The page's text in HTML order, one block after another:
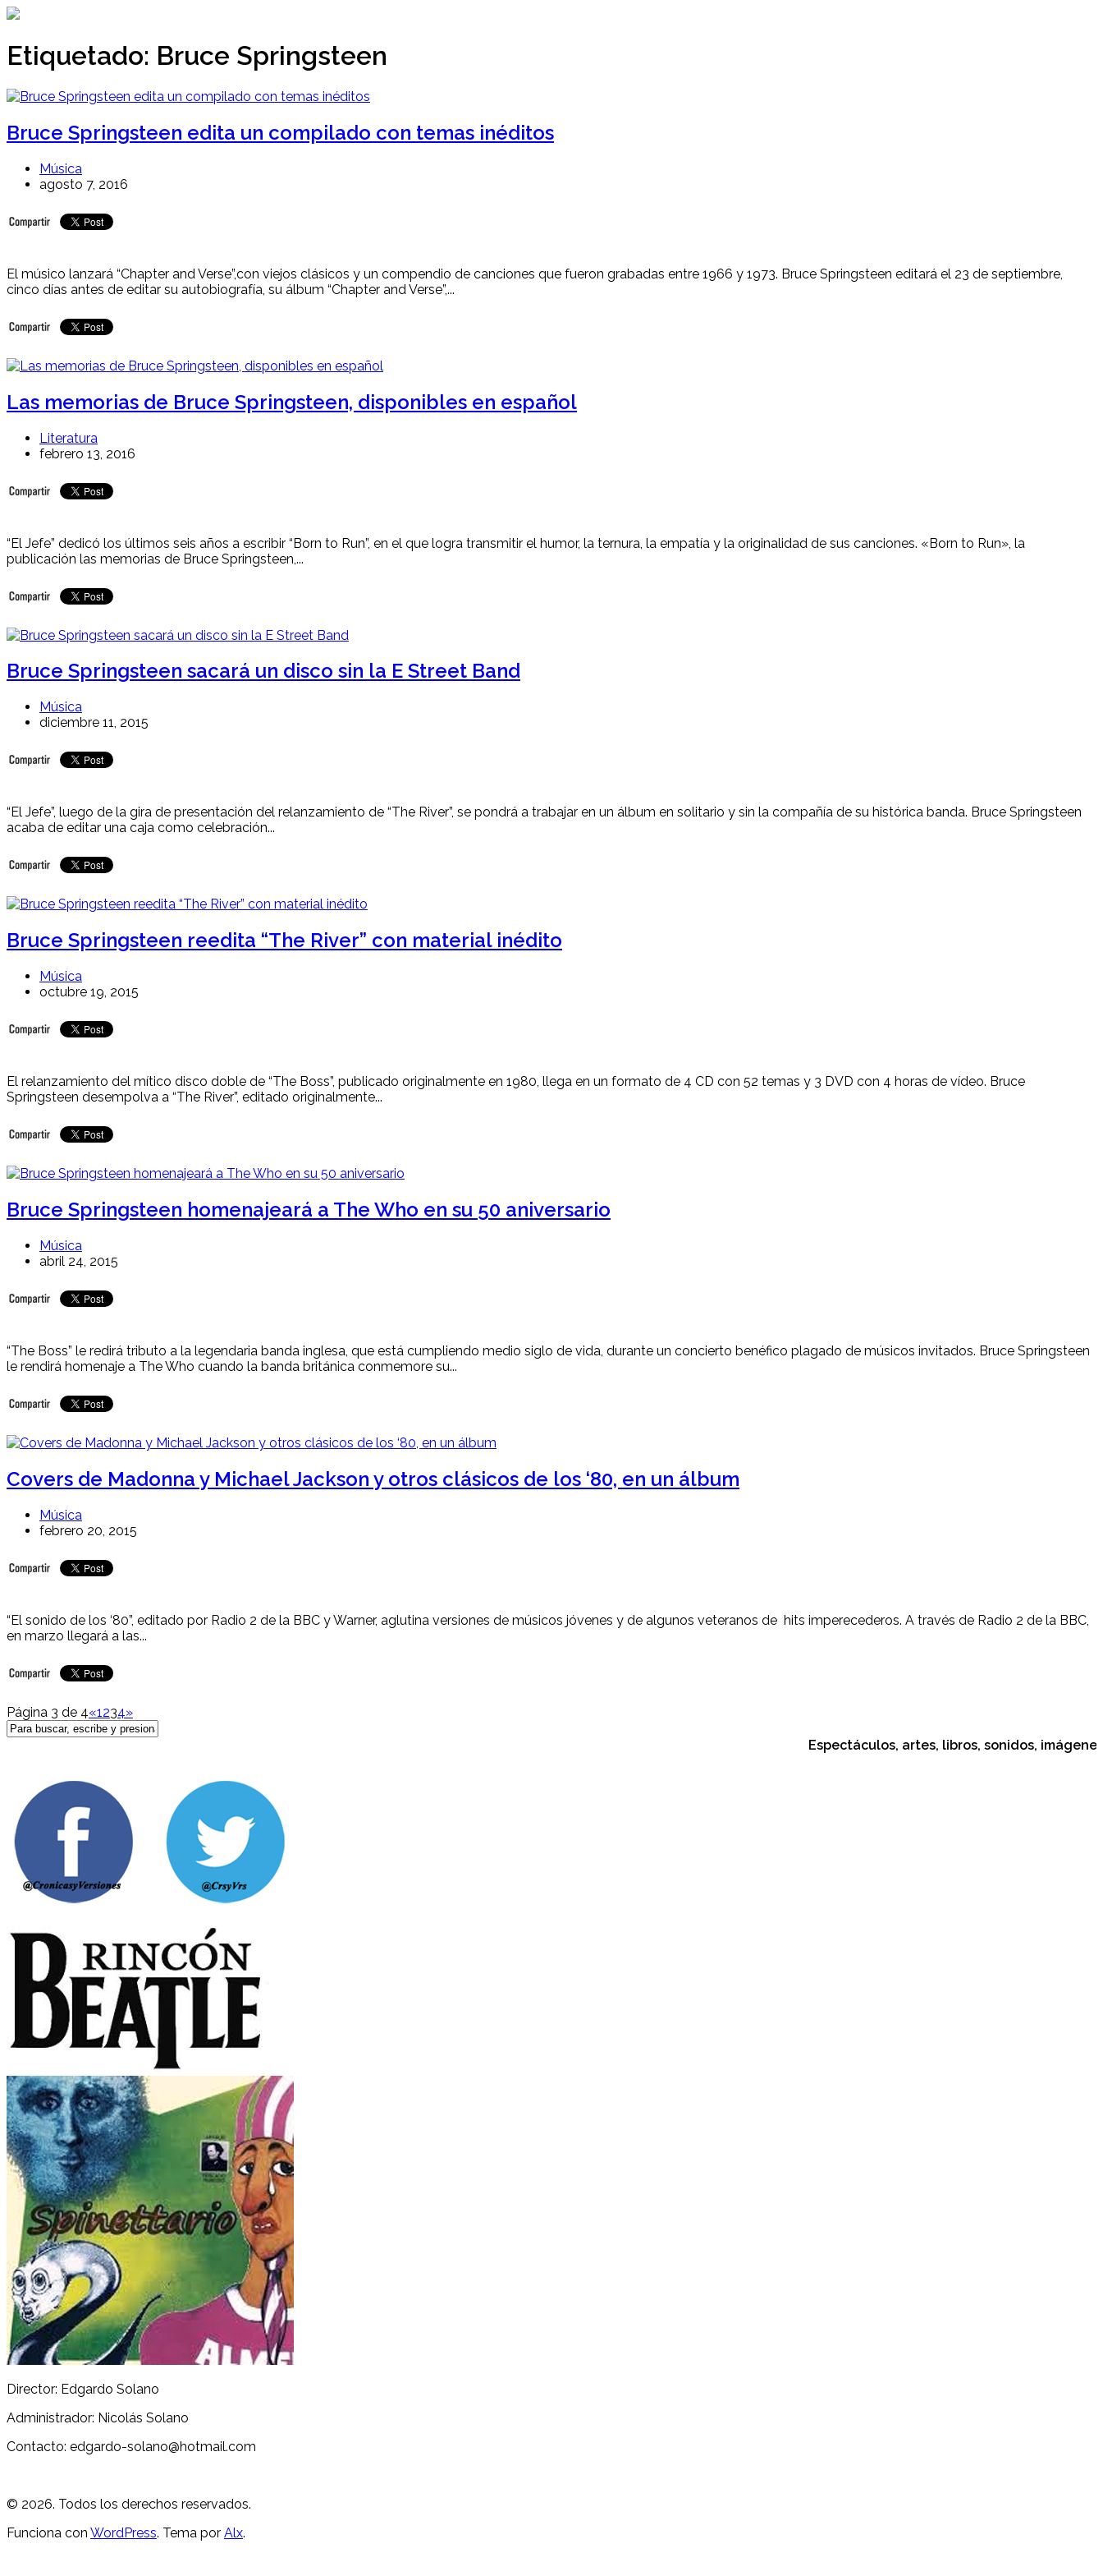
Ir
contenido
Etiquetado: Bruce Springsteen
Bruce Springsteen edita un compilado con temas inéditos
Música
agosto 7, 2016
El músico lanzará “Chapter and Verse”,con viejos clásicos y un compendio de canciones que fueron grabadas entre 1966 y 1973. Bruce Springsteen editará el 23 de septiembre,
cinco días antes de editar su autobiografía, su álbum “Chapter and Verse”,...
Las memorias de Bruce Springsteen, disponibles en español
Literatura
febrero 13, 2016
“El Jefe” dedicó los últimos seis años a escribir “Born to Run”, en el que logra transmitir el humor, la ternura, la empatía y la originalidad de sus canciones. «Born to Run», la
publicación las memorias de Bruce Springsteen,...
Bruce Springsteen sacará un disco sin la E Street Band
Música
diciembre 11, 2015
“El Jefe”, luego de la gira de presentación del relanzamiento de “The River”, se pondrá a trabajar en un álbum en solitario y sin la compañía de su histórica banda. Bruce Springsteen
acaba de editar una caja como celebración...
Bruce Springsteen reedita “The River” con material inédito
Música
octubre 19, 2015
El relanzamiento del mítico disco doble de “The Boss”, publicado originalmente en 1980, llega en un formato de 4 CD con 52 temas y 3 DVD con 4 horas de vídeo. Bruce
Springsteen desempolva a “The River”, editado originalmente...
Bruce Springsteen homenajeará a The Who en su 50 aniversario
Música
abril 24, 2015
“The Boss” le redirá tributo a la legendaria banda inglesa, que está cumpliendo medio siglo de vida, durante un concierto benéfico plagado de músicos invitados. Bruce Springsteen
le rendirá homenaje a The Who cuando la banda británica conmemore su...
Covers de Madonna y Michael Jackson y otros clásicos de los ‘80, en un álbum
Música
febrero 20, 2015
“El sonido de los ‘80”, editado por Radio 2 de la BBC y Warner, aglutina versiones de músicos jóvenes y de algunos veteranos de hits imperecederos. A través de Radio 2 de la BBC,
en marzo llegará a las...
Página 3 de 4«1 234»
Espectáculos, artes, libros, sonidos, imágenes,
Director: Edgardo Solano
Administrador: Nicolás Solano
Contacto: edgardo-solano@hotmail.com
© 2026. Todos los derechos reservados.
Funciona con WordPress. Tema por Alx.